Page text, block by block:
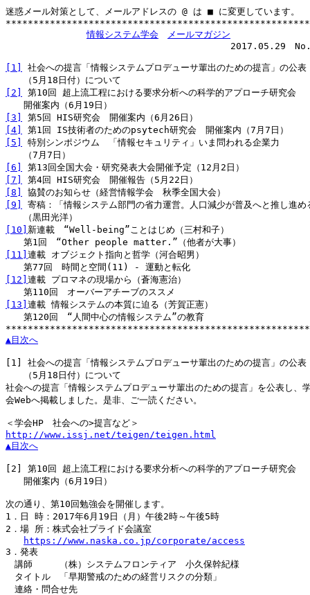
迷惑メール対策として、メールアドレスの @ は ■ に変更しています。
情報システム学会
メールマガジン
2017.05.29　No.12-
[1]
社会への提言「情報システムプロデューサ輩出のための提言」の公表
[2]
第10回 超上流工程における要求分析への科学的アプローチ研究会
[3]
[4]
[5]
特別シンポジウム　「情報セキュリティ」いま問われる企業力
[6]
[7]
[8]
[9]
寄稿：「情報システム部門の省力運営。人口減少が普及へと推し進め
[10] 新連載　“Well-being”ことはじめ（三村和子）
[11] 連載 オブジェクト指向と哲学（河合昭男）
[12] 連載 プロマネの現場から（蒼海憲治）
[13] 連載 情報システムの本質に迫る（芳賀正憲）
第120回　“人間中心の情報システム”の教育
▲目次へ
[1]
社会への提言「情報システムプロデューサ輩出のための提言」の公表
（5月18日付）について
社会への提言「情報システムプロデューサ輩出のための提言」を公表し、
会Webへ掲載しました。是非、ご一読ください。
http://www.issj.net/teigen/teigen.html
▲目次へ
[2]
第10回 超上流工程における要求分析への科学的アプローチ研究会
開催案内（6月19日）
次の通り、第10回勉強会を開催します。
1．日 時：2017年6月19日（月）午後2時～午後5時
2．場 所：株式会社プライド会議室
https://www.naska.co.jp/corporate/access
3．発表
講師　　　（株）システムフロンティア　小久保幹紀様
タイトル　「早期警戒のための経営リスクの分類」
連絡・問合せ先